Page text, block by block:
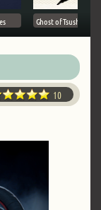
Ghost of Tsushima на
10